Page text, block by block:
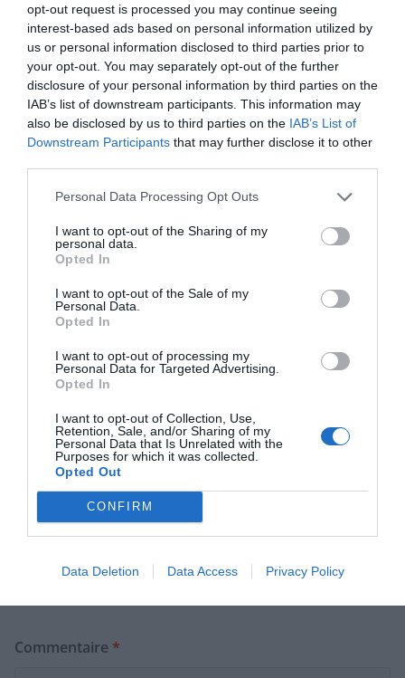
opt-out request is processed you may continue seeing
interest-based ads based on personal information utilized by
us or personal information disclosed to third parties prior to
your opt-out. You may separately opt-out of the further
disclosure of your personal information by third parties on the
IAB’s list of downstream participants. This information may
also be disclosed by us to third parties on the IAB’s List of
Downstream Participants that may further disclose it to other
Personal Data Processing Opt Outs
I want to opt-out of the Sharing of my
personal data.
Opted In
I want to opt-out of the Sale of my
Personal Data.
Opted In
I want to opt-out of processing my
Personal Data for Targeted Advertising.
Opted In
I want to opt-out of Collection, Use,
Retention, Sale, and/or Sharing of my
Personal Data that Is Unrelated with the
Purposes for which it was collected.
Opted Out
CONFIRM
Data Deletion Data Access Privacy Policy
le juste avant de servir, afin qu’il reste bien frais. En cas
de pique-nique par temps chaud, utilisez un sac
isotherme avec des pains de glace et placez les bocaux
à l’ombre.
Pour alléger la recette, vous pouvez remplacer une
partie du mascarpone par du yaourt grec ou du
base de céréales complètes, et préparez un pesto
d’huile. Accompagnez ce plat d’une grande salade de
tomates, de concombres ou de pastèque, et d’une
boisson fraîche aromatisée au citron ou au basilic.
Découvrez 10 recettes de courgettes irrésistibles en
Chaleur intense : ajustez votre frigo pour préserver
Laisser un commentaire
Votre adresse e-mail ne sera pas publiée.Les champs
Commentaire *